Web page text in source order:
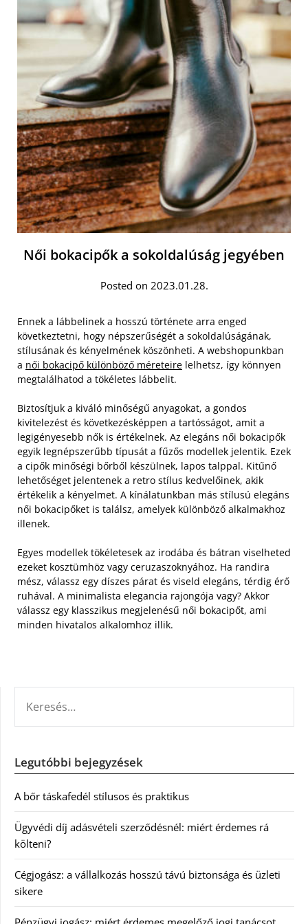
Női bokacipők a sokoldalúság jegyében
Posted on 2023.01.28.
Ennek a lábbelinek a hosszú története arra enged
következtetni, hogy népszerűségét a sokoldalúságának,
stílusának és kényelmének köszönheti. A webshopunkban
a női bokacipő különböző méreteire lelhetsz, így könnyen
megtalálhatod a tökéletes lábbelit.
Biztosítjuk a kiváló minőségű anyagokat, a gondos
kivitelezést és következésképpen a tartósságot, amit a
legigényesebb nők is értékelnek. Az elegáns női bokacipők
egyik legnépszerűbb típusát a fűzős modellek jelentik. Ezek
a cipők minőségi bőrből készülnek, lapos talppal. Kitűnő
lehetőséget jelentenek a retro stílus kedvelőinek, akik
értékelik a kényelmet. A kínálatunkban más stílusú elegáns
női bokacipőket is találsz, amelyek különböző alkalmakhoz
illenek.
Egyes modellek tökéletesek az irodába és bátran viselheted
ezeket kosztümhöz vagy ceruzaszoknyához. Ha randira
mész, válassz egy díszes párat és viseld elegáns, térdig érő
ruhával. A minimalista elegancia rajongója vagy? Akkor
válassz egy klasszikus megjelenésű női bokacipőt, ami
minden hivatalos alkalomhoz illik.
Legutóbbi bejegyzések
A bőr táskafedél stílusos és praktikus
Ügyvédi díj adásvételi szerződésnél: miért érdemes rá
költeni?
Cégjogász: a vállalkozás hosszú távú biztonsága és üzleti
sikere